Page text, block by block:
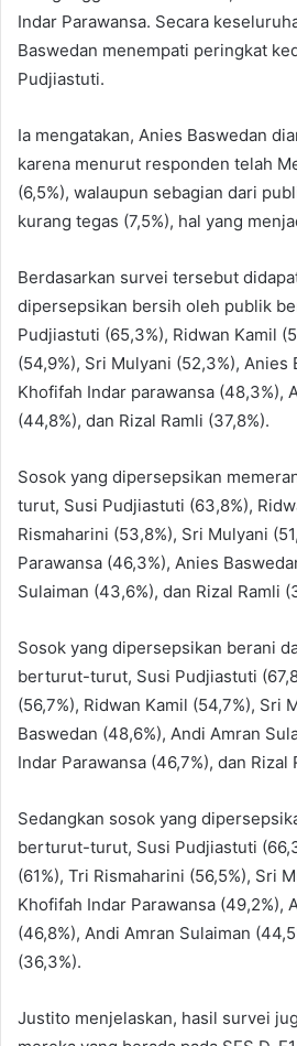
Indar Parawansa. Secara
Baswedan menempati peringkat
Pudjiastuti.
Ia mengatakan, Anies Baswedan
karena menurut responden telah
(6,5%), walaupun sebagian dari
kurang tegas (7,5%), hal yang
Berdasarkan survei tersebut
dipersepsikan bersih oleh publik
Pudjiastuti (65,3%), Ridwan Kamil
(54,9%), Sri Mulyani (52,3%), Anies
Khofifah Indar parawansa (48,3%),
(44,8%), dan Rizal Ramli (37,8%).
Sosok yang dipersepsikan
turut, Susi Pudjiastuti (63,8%),
Rismaharini (53,8%), Sri Mulyani
Parawansa (46,3%), Anies
Sulaiman (43,6%), dan Rizal Ramli
Sosok yang dipersepsikan berani
berturut-turut, Susi Pudjiastuti
(56,7%), Ridwan Kamil (54,7%), Sri
Baswedan (48,6%), Andi Amran
Indar Parawansa (46,7%), dan Rizal
Sedangkan sosok yang
berturut-turut, Susi Pudjiastuti
(61%), Tri Rismaharini (56,5%), Sri
Khofifah Indar Parawansa (49,2%),
(46,8%), Andi Amran Sulaiman
(36,3%).
Justito menjelaskan, hasil survei